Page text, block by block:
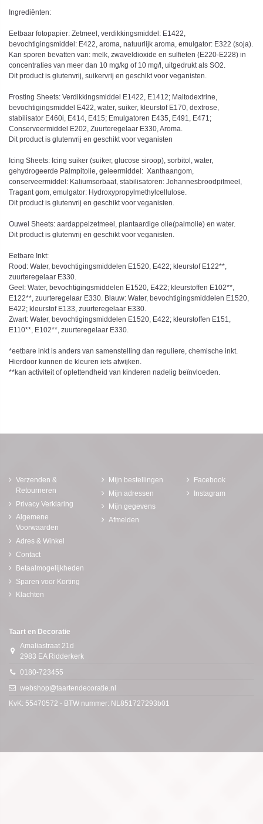
Ingrediënten:
Eetbaar fotopapier: Zetmeel, verdikkingsmiddel: E1422,
bevochtigingsmiddel: E422, aroma, natuurlijk aroma, emulgator: E322 (soja).
Kan sporen bevatten van: melk, zwaveldioxide en sulfieten (E220-E228) in
concentraties van meer dan 10 mg/kg of 10 mg/l, uitgedrukt als SO2.
Dit product is glutenvrij, suikervrij en geschikt voor veganisten.
Frosting Sheets: Verdikkingsmiddel E1422, E1412; Maltodextrine,
bevochtigingsmiddel E422, water, suiker, kleurstof E170, dextrose,
stabilisator E460i, E414, E415; Emulgatoren E435, E491, E471;
Conserveermiddel E202, Zuurteregelaar E330, Aroma.
Dit product is glutenvrij en geschikt voor veganisten
Icing Sheets: Icing suiker (suiker, glucose siroop), sorbitol, water,
gehydrogeerde Palmpitolie, geleermiddel: Xanthaangom,
conserveermiddel: Kaliumsorbaat, stabilisatoren: Johannesbroodpitmeel,
Tragant gom, emulgator: Hydroxypropylmethylcellulose.
Dit product is glutenvrij en geschikt voor veganisten.
Ouwel Sheets: aardappelzetmeel, plantaardige olie(palmolie) en water.
Dit product is glutenvrij en geschikt voor veganisten.
Eetbare Inkt:
Rood: Water, bevochtigingsmiddelen E1520, E422; kleurstof E122**,
zuurteregelaar E330.
Geel: Water, bevochtigingsmiddelen E1520, E422; kleurstoffen E102**,
E122**, zuurteregelaar E330. Blauw: Water, bevochtigingsmiddelen E1520,
E422; kleurstof E133, zuurteregelaar E330.
Zwart: Water, bevochtigingsmiddelen E1520, E422; kleurstoffen E151,
E110**, E102**, zuurteregelaar E330.
*eetbare inkt is anders van samenstelling dan reguliere, chemische inkt.
Hierdoor kunnen de kleuren iets afwijken.
**kan activiteit of oplettendheid van kinderen nadelig beïnvloeden.
Verzenden &
Retourneren
Privacy Verklaring
Algemene
Voorwaarden
Adres & Winkel
Contact
Betaalmogelijkheden
Sparen voor Korting
Klachten
Mijn bestellingen
Mijn adressen
Mijn gegevens
Afmelden
Facebook
Instagram
Taart en Decoratie
Amaliastraat 21d
2983 EA Ridderkerk
0180-723455
webshop@taartendecoratie.nl
KvK: 55470572 - BTW nummer: NL851727293b01